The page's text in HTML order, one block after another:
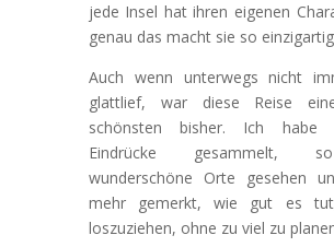
jede Insel hat ihren eigenen
genau das macht sie so
Auch wenn unterwegs nicht
glattlief, war diese Reise
schönsten bisher. Ich habe
Eindrücke gesammelt,
wunderschöne Orte gesehen
mehr gemerkt, wie gut es
loszuziehen, ohne zu viel zu